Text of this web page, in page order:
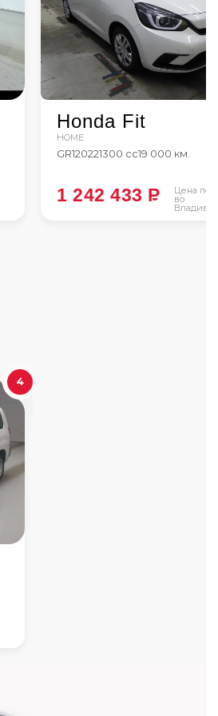
Honda Fit
HOME
GR120221300 сс19 000 км.
Цена под
во
1 242 433 P
4